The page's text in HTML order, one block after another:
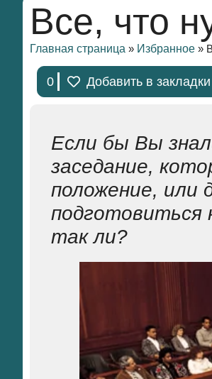
Все, что
Главная страница » Избранное »
0 Добавить в закладки
Если бы Вы
заседание,
положение, или
подготовиться
так ли?